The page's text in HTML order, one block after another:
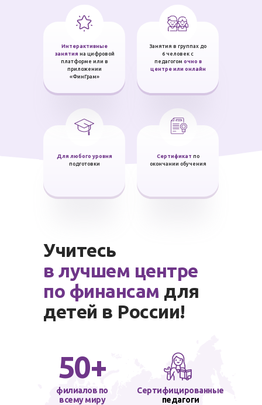
50+
филиалов по
всему миру
Сертифицированные
педагоги
Сертификат по
окончании обучения
Для любого уровня
подготовки
Занятия в группах до
6 человек с
педагогом очно в
центре или онлайн
Интерактивные
занятия на цифровой
платформе или в
приложении
«ФинГрам»
Учитесь
в лучшем центре
по финансам для
детей в России!